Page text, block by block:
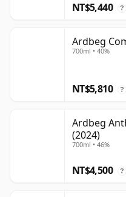
NT$5,440 ?
Ardbeg
700ml • 40%
NT$5,810 ?
Ardbeg
(2024)
700ml • 46%
NT$4,500 ?